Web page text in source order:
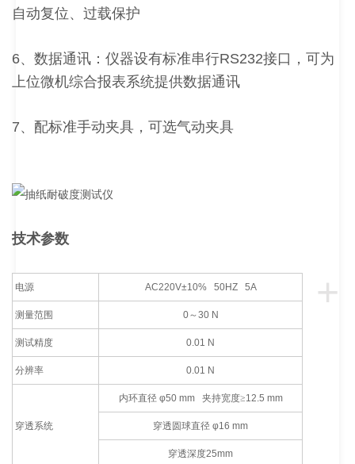
自动复位、过载保护
6、数据通讯：仪器设有标准串行RS232接口，可为
上位微机综合报表系统提供数据通讯
7、配标准手动夹具，可选气动夹具
技术参数
+
电源 AC220V±10% 50HZ 5A
测量范围 0～30 N
测试精度 0.01 N
分辨率 0.01 N
穿透系统
内环直径 φ50 mm 夹持宽度≥12.5 mm
穿透圆球直径 φ16 mm
穿透深度25mm